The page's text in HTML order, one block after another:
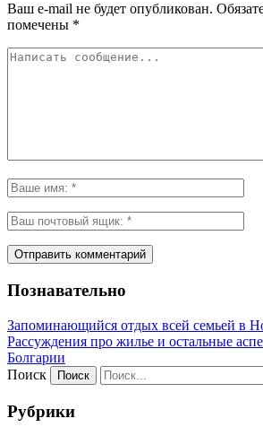
Ваш e-mail не будет опубликован.
помечены *
Познавательно
Запоминающийся отдых всей семьей в
Рассуждения про жилье и остальные
Болгарии
Поиск
Рубрики